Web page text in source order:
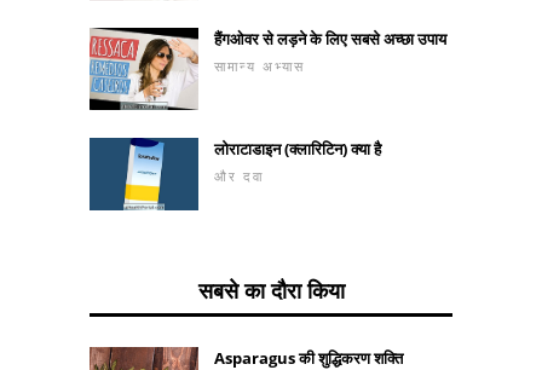
हैंगओवर से लड़ने के लिए सबसे अच्छा उपाय
सामान्य अभ्यास
लोराटाडाइन (क्लारिटिन) क्या है
और दवा
सबसे का दौरा किया
Asparagus की शुद्धिकरण शक्ति